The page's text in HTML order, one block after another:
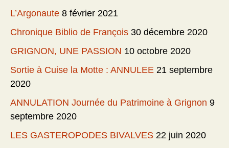
L’Argonaute 8 février 2021
Chronique Biblio de François 30 décembre 2020
GRIGNON, UNE PASSION 10 octobre 2020
Sortie à Cuise la Motte : ANNULEE 21 septembre
2020
ANNULATION Journée du Patrimoine à Grignon 9
septembre 2020
LES GASTEROPODES BIVALVES 22 juin 2020